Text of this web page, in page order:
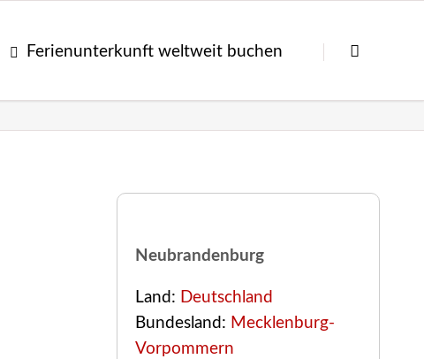
überspringen
Ferienunterkunft weltweit buchen
Neubrandenburg
Land: Deutschland
Bundesland: Mecklenburg-
Vorpommern